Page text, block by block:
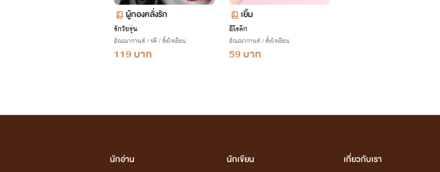
ผู้กองคลั่งรัก
รักวัยรุ่น
อัณณากานต์ / รตี / ตั้งใจเขียน
119 บาท
เยิ้ม
อีโรติก
อัณณากานต์ / ตั้งใจเขียน
59 บาท
นักอ่าน
นักเขียน
เกี่ยวกับเรา